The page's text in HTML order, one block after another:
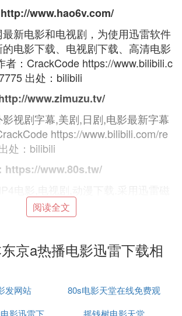
www.hao6v.com/
新电影和电视剧，为使用迅雷软件
电影下载、电视剧下载、高清电影
者：CrackCode https://www.bilibili.c
出处：bilibili
www.zimuzu.tv/
视剧字幕,美剧,日剧,电影最新字幕
https://www.bilibili.com/re
处：bilibili
https://www.80s.tw/
手机电影电视剧就上80s电影天
https://www.bilibili.com/read/
http://www.youdy.com/
优质1080p高清电影、1080p高清
高清演唱会下载，看最新高清优质大
阅读全文
京a热播电影迅雷下载相
发网站
80s电影天堂在线免费观
看
影迅雷下
摇钱树电影天堂